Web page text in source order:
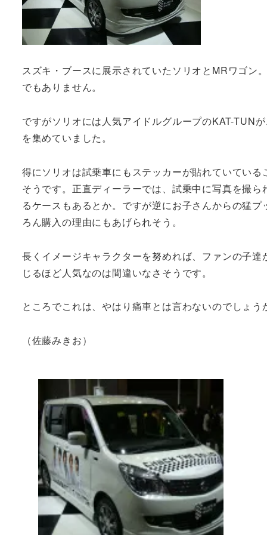
スズキ・ブースに展示されていたソリオとMRワゴン
でもありません。
ですがソリオには人気アイドルグループのKAT-TUN
を集めていました。
得にソリオは試乗車にもステッカーが貼れていてい
そうです。正直ディーラーでは、試乗中に写真を撮
るケースもあるとか。ですが逆にお子さんからの猛
ろん購入の理由にもあげられそう。
長くイメージキャラクターを努めれば、ファンの子
じるほど人気なのは間違いなさそうです。
ところでこれは、やはり痛車とは言わないのでしょう
（佐藤みきお）